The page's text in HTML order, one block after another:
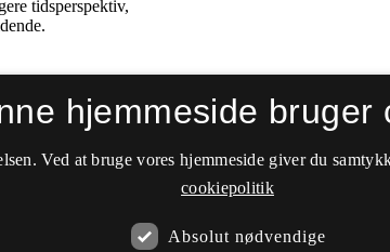
hjemmeside bruger
Ved at bruge vores hjemmeside giver du
cookiepolitik
Absolut nødvendige